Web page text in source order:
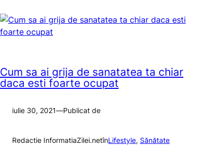
Cum sa ai grija de sanatatea ta chiar
daca esti foarte ocupat
iulie 30, 2021—Publicat de
Redactie InformatiaZilei.netînLifestyle, Sănătate